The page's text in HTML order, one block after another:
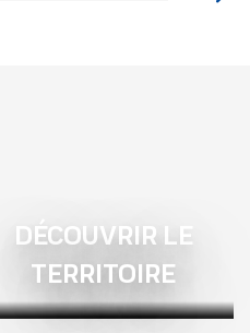
DÉCOUVRIR LE
TERRITOIRE